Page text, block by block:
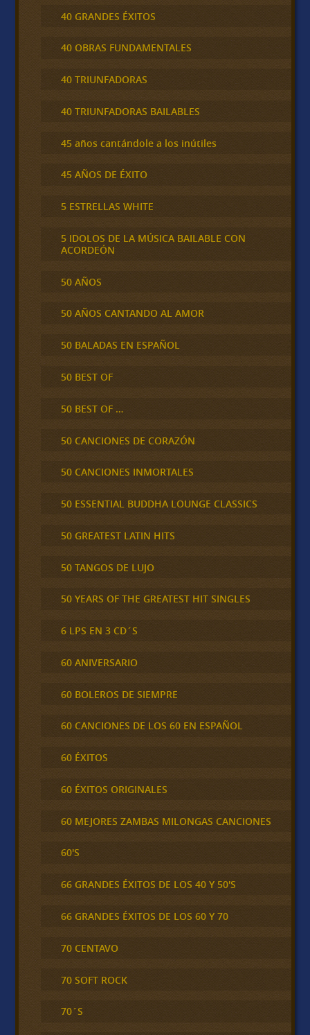
40 GRANDES ÉXITOS
40 OBRAS FUNDAMENTALES
40 TRIUNFADORAS
40 TRIUNFADORAS BAILABLES
45 años cantándole a los inútiles
45 AÑOS DE ÉXITO
5 ESTRELLAS WHITE
5 IDOLOS DE LA MÚSICA BAILABLE CON
ACORDEÓN
50 AÑOS
50 AÑOS CANTANDO AL AMOR
50 BALADAS EN ESPAÑOL
50 BEST OF
50 BEST OF …
50 CANCIONES DE CORAZÓN
50 CANCIONES INMORTALES
50 ESSENTIAL BUDDHA LOUNGE CLASSICS
50 GREATEST LATIN HITS
50 TANGOS DE LUJO
50 YEARS OF THE GREATEST HIT SINGLES
6 LPS EN 3 CD´S
60 ANIVERSARIO
60 BOLEROS DE SIEMPRE
60 CANCIONES DE LOS 60 EN ESPAÑOL
60 ÉXITOS
60 ÉXITOS ORIGINALES
60 MEJORES ZAMBAS MILONGAS CANCIONES
60'S
66 GRANDES ÉXITOS DE LOS 40 Y 50'S
66 GRANDES ÉXITOS DE LOS 60 Y 70
70 CENTAVO
70 SOFT ROCK
70´S